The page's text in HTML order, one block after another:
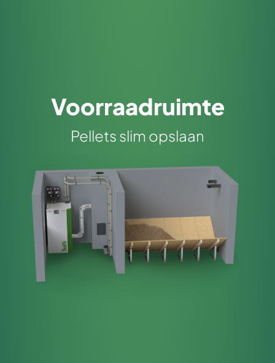
Voorraadruimte
Pellets slim opslaan